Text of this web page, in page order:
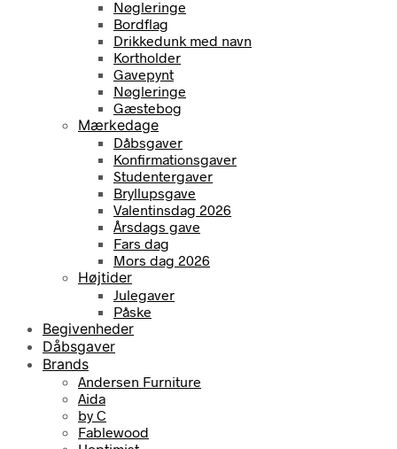
Nøgleringe
Bordflag
Drikkedunk med navn
Kortholder
Gavepynt
Nøgleringe
Gæstebog
Mærkedage
Dåbsgaver
Konfirmationsgaver
Studentergaver
Bryllupsgave
Valentinsdag 2026
Årsdags gave
Fars dag
Mors dag 2026
Højtider
Julegaver
Påske
Begivenheder
Dåbsgaver
Brands
Andersen Furniture
Aida
by C
Fablewood